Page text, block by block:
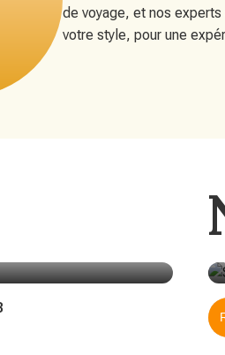
de voyage, et nos
votre style, pour une